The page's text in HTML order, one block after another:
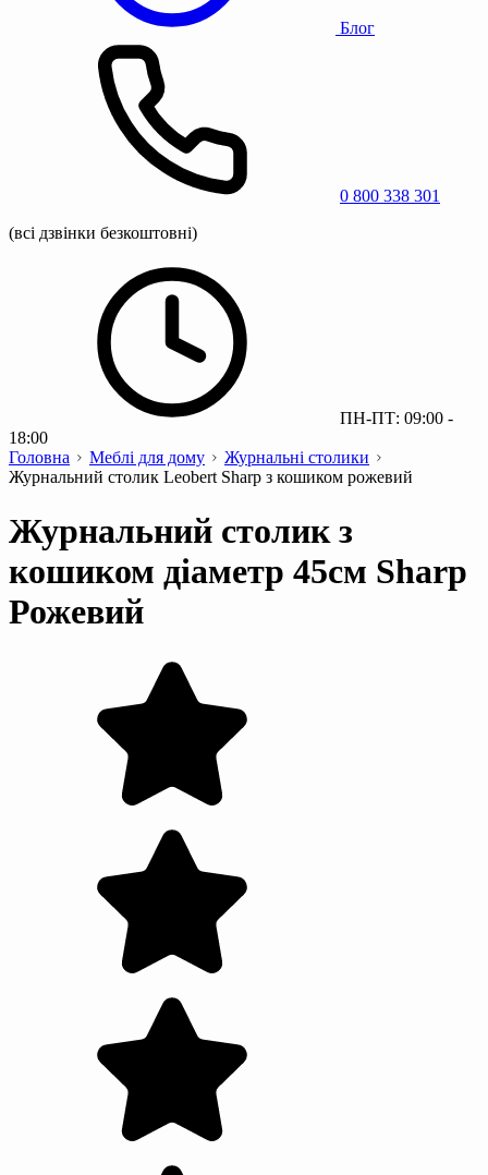
Блог
0 800 338 301
(всі дзвінки безкоштовні)
ПН-ПТ: 09:00 -
18:00
Головна
Меблі для дому
Журнальні столики
Журнальний столик Leobert Sharp з кошиком рожевий
Журнальний столик з
кошиком діаметр 45см Sharp
Рожевий